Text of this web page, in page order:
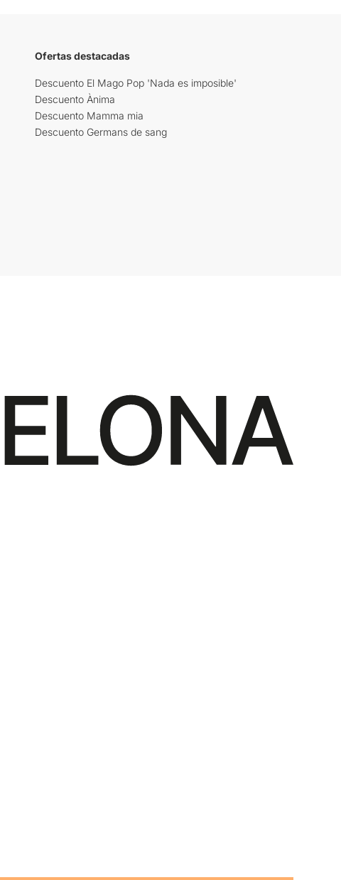
Ofertas destacadas
Descuento El Mago Pop 'Nada es imposible'
Descuento Ànima
Descuento Mamma mia
Descuento Germans de sang